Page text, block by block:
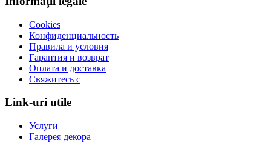
Cookies
Конфиденциальность
Правила и условия
Гарантия и возврат
Оплата и доставка
Свяжитесь с
Link-uri utile
Услуги
Галерея декора